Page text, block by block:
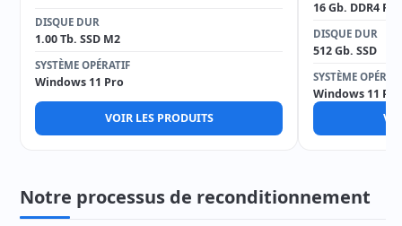
DISQUE DUR
1.00 Tb. SSD M2
SYSTÈME OPÉRATIF
Windows 11 Pro
VOIR LES PRODUITS
16 Gb. DDR4
DISQUE DUR
512 Gb. SSD
SYSTÈME
Windows 11 Pro
Notre processus de reconditionnement